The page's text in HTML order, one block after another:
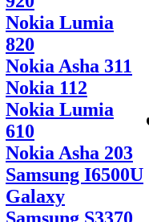
Nokia Lumia
820
Nokia Asha 311
Nokia 112
Nokia Lumia
610
Nokia Asha 203
Samsung I6500U
Galaxy